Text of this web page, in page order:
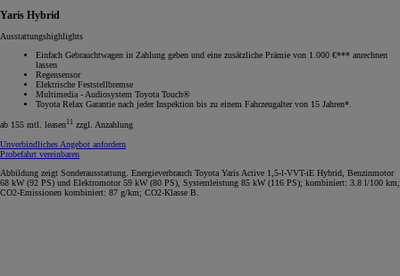
Yaris Hybrid
Ausstattungshighlights
Einfach Gebrauchtwagen in Zahlung geben und eine zusätzliche Prämie von 1.000 €*** anrechnen
lassen
Regensensor
Elektrische Feststellbremse
Multimedia - Audiosystem Toyota Touch®
Toyota Relax Garantie nach jeder Inspektion bis zu einem Fahrzeugalter von 15 Jahren*.
ab 155 mtl. leasen11 zzgl. Anzahlung
Unverbindliches Angebot anfordern
Probefahrt vereinbaren
Abbildung zeigt Sonderausstattung. Energieverbrauch Toyota Yaris Active 1,5-l-VVT-iE Hybrid, Benzinmotor
68 kW (92 PS) und Elektromotor 59 kW (80 PS), Systemleistung 85 kW (116 PS); kombiniert: 3.8 l/100 km;
CO2-Emissionen kombiniert: 87 g/km; CO2-Klasse B.